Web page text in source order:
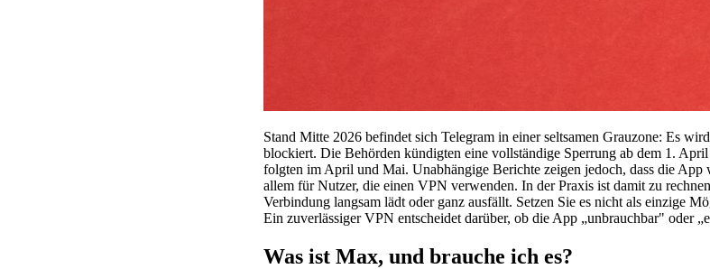
Stand Mitte 2026 befindet sich Telegram in einer seltsamen Grauzone: Es
blockiert. Die Behörden kündigten eine vollständige Sperrung ab dem 1.
folgten im April und Mai. Unabhängige Berichte zeigen jedoch, dass die App
allem für Nutzer, die einen VPN verwenden. In der Praxis ist damit zu
Verbindung langsam lädt oder ganz ausfällt. Setzen Sie es nicht als einzige
Ein zuverlässiger VPN entscheidet darüber, ob die App „unbrauchbar" oder
Was ist Max, und brauche ich es?